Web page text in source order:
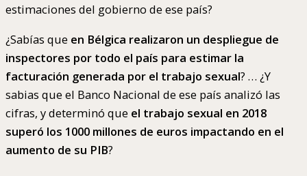
estimaciones del gobierno de ese país?
¿Sabías que en Bélgica realizaron un despliegue de
inspectores por todo el país para estimar la
facturación generada por el trabajo sexual? … ¿Y
sabias que el Banco Nacional de ese país analizó las
cifras, y determinó que el trabajo sexual en 2018
superó los 1000 millones de euros impactando en el
aumento de su PIB?